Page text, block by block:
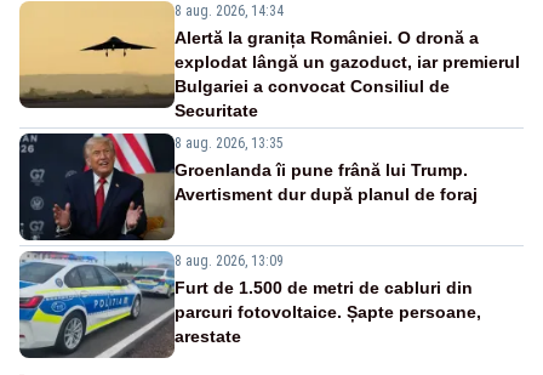
8 aug. 2026, 14:34
Alertă la granița României. O dronă a
explodat lângă un gazoduct, iar premierul
Bulgariei a convocat Consiliul de
Securitate
8 aug. 2026, 13:35
Groenlanda îi pune frână lui Trump.
Avertisment dur după planul de foraj
8 aug. 2026, 13:09
Furt de 1.500 de metri de cabluri din
parcuri fotovoltaice. Șapte persoane,
arestate